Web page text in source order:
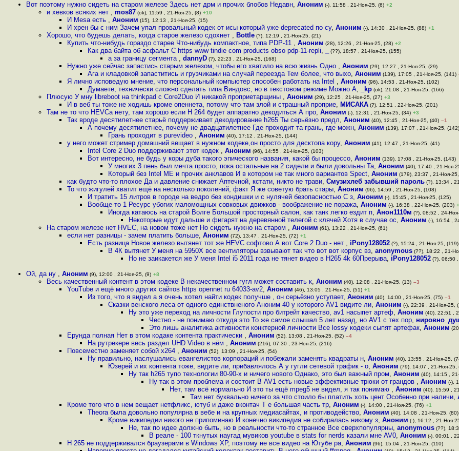
Вот поэтому нужно сидеть на старом железе Здесь нет дрм и прочих блобов Недавн, Аноним (-), 11:58 , 21-Ноя-25, (6) +2
и хевков всяких нет , mos87 (ok), 11:59 , 21-Ноя-25, (8) +10
И Mesa есть , Аноним (15), 12:13 , 21-Ноя-25, (15)
И хрен бы с ним Зачем упал провальный кодек от исы который уже deprecated по су, Аноним (-), 14:30 , 21-Ноя-25, (88) +1
Хорошо, что будешь делать, когда старое железо сдохнет , Bottle (?), 12:19 , 21-Ноя-25, (21)
Купить что-нибудь гораздо старее Что-нибудь компактное, типа PDP-11 , Аноним (28), 12:26 , 21-Ноя-25, (28) +2
Как два байта об асфальт С https www tindie com products obso pdp-11-repli, (??), 18:57 , 21-Ноя-25, (155)
а за границу сегмента , dannyD (?), 22:23 , 21-Ноя-25, (168)
Нужно уже сейчас запастись старым железом, чтобы его хватило на всю жизнь Одно , Аноним (29), 12:27 , 21-Ноя-25, (29)
Ага и кладовкой запаститись и грузчиками на случай переезда Тем более, что выхо, Аноним (139), 17:05 , 21-Ноя-25, (141)
Я лично исповедую мнение, что персональный компьютер способен работать на Intel , Аноним (96), 14:53 , 21-Ноя-25, (102)
Думаете, технически сложно сделать типа Виндовс, но в текстовом режиме Можно А, _kp (ok), 21:08 , 21-Ноя-25, (166)
Плюсую У мну libreboot на thinkpad с Core2Duo И никакой проприетарщины , Аноним (29), 12:25 , 21-Ноя-25, (27) +3
И в веб ты тоже не ходишь кроме опеннета, потому что там злой и страшный проприе, МИСАКА (?), 12:51 , 22-Ноя-25, (201)
Там не то что HEVCа нету, там хорошо если H 264 будет аппаратно декодиться А про, Аноним (-), 12:31 , 21-Ноя-25, (34) +3
Так вроде десятилетнее старьё поддерживает декодирование h265 Ты серьёзно предл, Аноним (40), 12:45 , 21-Ноя-25, (40) –1
А почему десятилетнее, почему не двадцатилетнее Где проходит та грань, где можн, Аноним (139), 17:07 , 21-Ноя-25, (142)
Грань проходит в purevideo , Аноним (40), 17:12 , 21-Ноя-25, (144)
у него может стример домашний вещает в нужном кодеке,он просто для десктопа кору, Аноним (41), 12:47 , 21-Ноя-25, (41)
Intel Core 2 Duo поддерживают этот кодек , Аноним (96), 14:55 , 21-Ноя-25, (103)
Вот интересно, не будь у коры дуба такого эпического названия, какой бы процессо, Аноним (139), 17:08 , 21-Ноя-25, (143)
У многих 3 пень был мечта просто, пока остальные на 2 сидели и были довольны Та, Аноним (40), 17:40 , 21-Ноя-
Который без Intel ME и прочих анклавов И в котором не так много вариантов Spect, Аноним (179), 23:37 , 21-Ноя-
как будто что-то плохое Да и давление снижает Аптечной, кстати, никто не трави, Смузихлеб забывший пароль (?), 13:34 ,
То что жигулей хватит ещё на несколько поколений, факт Я же советую брать стары, Аноним (96), 14:59 , 21-Ноя-25, (108)
И тратить 15 литров в городе на ведро без кондишки и с нулячей безопасностью С з, Аноним (-), 15:45 , 21-Ноя-25, (125)
Вообще-то 1 Ресурс убогих маломощных совковых движков - воображение не поража, Аноним (-), 16:38 , 22-Ноя-25, (203)
Иногда катаюсь на старой Волге Большой просторный салон, как танк легко ездит п, Анон1110м (?), 08:52 , 24-
Некоторые идут дальше и фигарят на деревянной телегой с клячей Хотя в случае ос, Аноним (-), 16:54 ,
На старом железе нет HVEC, на новом тоже нет Но сидеть нужно на старом , Аноним (61), 13:22 , 21-Ноя-25, (61)
если нет разницы - зачем платить больше, Аноним (72), 13:47 , 21-Ноя-25, (72) +1
Есть разница Новое железо вытянет тот же HEVC софтово А вот Core 2 Duo - нет , iPony128052 (?), 15:24 , 21-Ноя-25, (119)
В 4К вытянет У меня на 5950X все вентиляторы взвывают так что вот вот корпус вз, anonymous (??), 18:22 , 21-
Но не заикакется же У меня Intel i5 2011 года не тянет видео в H265 4k 60Прерыва, iPony128052 (?), 06:50
Ой, да ну , Аноним (9), 12:00 , 21-Ноя-25, (9) +8
Весь качественный контент в этом кодеке В некачественном гугл может составить к, Аноним (40), 12:08 , 21-Ноя-25, (13) –3
YouTube и ещё много других сайтов https opennet ru 64033-av2, Аноним (46), 13:05 , 21-Ноя-25, (51) +1
Из того, что я видел а я очень хотел найти кодек получше , он серьёзно уступает, Аноним (40), 14:00 , 21-Ноя-25, (75) –1
Сказки венского леса от одного единствненого Аноним 40 у которого AV1 видите ли, Аноним (-), 22:39 , 21-Ноя-25,
Ну это уже переход на личности Глупости про битрейт качество, av1 насыпет артеф, Аноним (40), 22:51 ,
Честно - не понимаю откуда это То же самое слышал 5 лет назад, но AV1 с тех пор,
Это лишь аналитика активности конктерной личности Все lossy кодеки сыпят артефак, Аноним
Ерунда полная Нет в этом кодаке контента практически , Аноним (52), 13:08 , 21-Ноя-25, (52) –4
На рутрекере весь раздел UHD Video в нём , Аноним (216), 07:30 , 23-Ноя-25, (216)
Повсеместно заменяет собой х264 , Аноним (52), 13:09 , 21-Ноя-25, (54)
Ну правильно, наслушались евангелистов корпораций и побежали заменять квадраты н, Аноним (40), 13:55 , 21-Ноя-25,
Юзерей и их контента тоже, видите ли, прибавлялось А у гугли сетевой трафик - о, Аноним (79), 14:07 , 21-Ноя-25,
Ну так h265 тупо технологии 80-90-х и ничего нового Однако, это был важный пром, Аноним (40), 14:15 ,
Ну так в этом проблема и состоит В AV1 есть новые эффективные трюки от грандов , Аноним (-),
Нет, там всё нормально И это ты ещё mpeg5 не видел, я так понимаю , Аноним (40), 15:59 ,
Там нет буквально ничего за что стоило бы платить хоть цент Особенно при наличи,
Кроме того что в нем вещает нетфликс, ютуб и даже вконтач Т е большая часть тр, Аноним (-), 14:00 , 21-Ноя-25, (76) +1
Theora была довольно популярна в вебе и на крупных медиасайтах, и противодейство, Аноним (40), 14:08 , 21-Ноя-25, (80)
Кроме википедии никого не припоминаю И конечно википедия не собиралась никому з, Аноним (-), 16:12 , 21-Ноя-
Не, так по идее должно быть, но в реальности что-то странное Все сверхпопулярны, anonymous (??),
В реале - 100 ткнутых наугад мувиков youtube в stats for nerds казали мне AV0, Аноним (-), 00:01 ,
H 265 не поддерживался браузерами в Windows XP, поэтому не все видео на Ютубе ра, Аноним (96), 15:04 , 21-Ноя-25, (110)